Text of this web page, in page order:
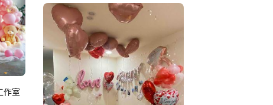
作室